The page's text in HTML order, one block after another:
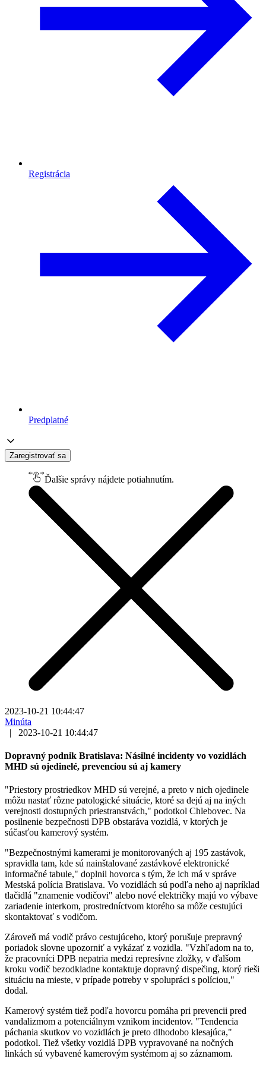
Registrácia
Predplatné
Zaregistrovať sa
Ďalšie správy nájdete potiahnutím.
2023-10-21 10:44:47
Minúta
|
2023-10-21 10:44:47
Dopravný podnik Bratislava: Násilné incidenty vo vozidlách
MHD sú ojedinelé, prevenciou sú aj kamery
"Priestory prostriedkov MHD sú verejné, a preto v nich ojedinele
môžu nastať rôzne patologické situácie, ktoré sa dejú aj na iných
verejnosti dostupných priestranstvách," podotkol Chlebovec. Na
posilnenie bezpečnosti DPB obstaráva vozidlá, v ktorých je
súčasťou kamerový systém.
"Bezpečnostnými kamerami je monitorovaných aj 195 zastávok,
spravidla tam, kde sú nainštalované zastávkové elektronické
informačné tabule," doplnil hovorca s tým, že ich má v správe
Mestská polícia Bratislava. Vo vozidlách sú podľa neho aj napríklad
tlačidlá "znamenie vodičovi" alebo nové električky majú vo výbave
zariadenie interkom, prostredníctvom ktorého sa môže cestujúci
skontaktovať s vodičom.
Zároveň má vodič právo cestujúceho, ktorý porušuje prepravný
poriadok slovne upozorniť a vykázať z vozidla. "Vzhľadom na to,
že pracovníci DPB nepatria medzi represívne zložky, v ďalšom
kroku vodič bezodkladne kontaktuje dopravný dispečing, ktorý rieši
situáciu na mieste, v prípade potreby v spolupráci s políciou,"
dodal.
Kamerový systém tiež podľa hovorcu pomáha pri prevencii pred
vandalizmom a potenciálnym vznikom incidentov. "Tendencia
páchania skutkov vo vozidlách je preto dlhodobo klesajúca,"
podotkol. Tiež všetky vozidlá DPB vypravované na nočných
linkách sú vybavené kamerovým systémom aj so záznamom.